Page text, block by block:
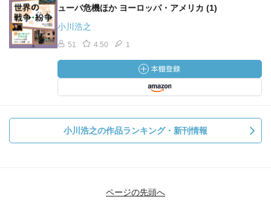
ューバ危機ほか ヨーロッパ・アメリカ (1)
小川浩之
51 4.50 1
小川浩之の作品ランキング・新刊情報
ページの先頭へ